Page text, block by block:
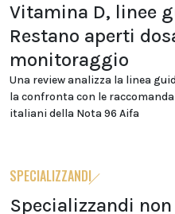
Vitamina D, linee
Restano aperti
monitoraggio
Una review analizza la linea
la confronta con le
italiani della Nota 96 Aifa
SPECIALIZZANDI
Specializzandi